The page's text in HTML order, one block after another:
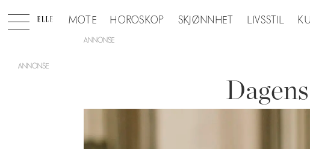
MOTE HOROSKOP SKJØNNHET LIVSSTIL
ANNONSE